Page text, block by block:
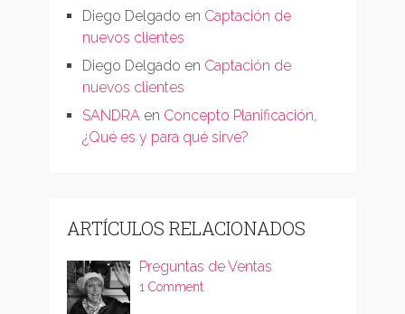
Diego Delgado en Captación de
nuevos clientes
Diego Delgado en Captación de
nuevos clientes
SANDRAen Concepto Planificación,
¿Qué es y para qué sirve?
ARTÍCULOS RELACIONADOS
Preguntas de Ventas
1 Comment